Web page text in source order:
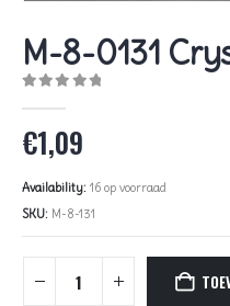
M-8-0131
€1,09
Availability: 16 op voorraad
SKU: M-8-131